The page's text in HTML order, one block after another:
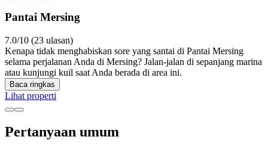
Pantai Mersing
7.0/10 (23 ulasan)
Kenapa tidak menghabiskan sore yang santai di Pantai Mersing
selama perjalanan Anda di Mersing? Jalan-jalan di sepanjang marina
atau kunjungi kuil saat Anda berada di area ini.
Baca ringkas
Lihat properti
Pertanyaan umum